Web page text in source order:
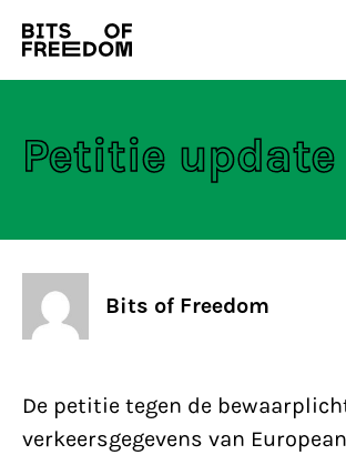
Search
for:
Petitie update
Bits of Freedom
De petitie tegen de
verkeersgegevens van